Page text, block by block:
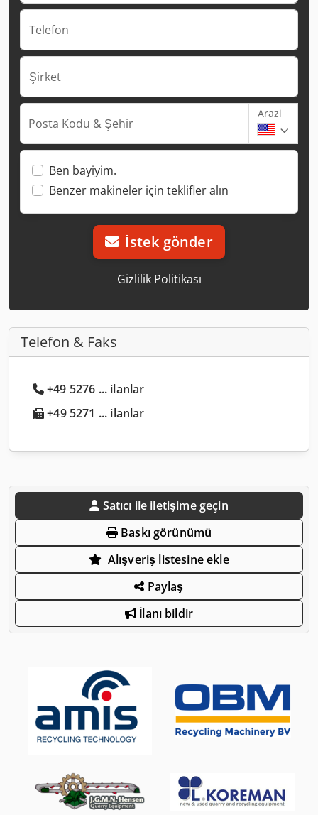
Telefon
Şirket
Posta Kodu & Şehir
Arazi
Ben bayiyim.
Benzer makineler için teklifler alın
İstek gönder
Gizlilik Politikası
Telefon & Faks
+49 5276 ... ilanlar
+49 5271 ... ilanlar
Satıcı ile iletişime geçin
Baskı görünümü
Alışveriş listesine ekle
Paylaş
İlanı bildir